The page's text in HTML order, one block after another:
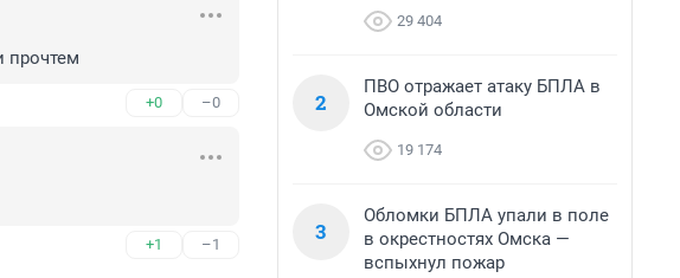
прочтем
+0 –0
+1 –1
29 404
2
ПВО отражает атаку БПЛА в
Омской области
19 174
3
Обломки БПЛА упали в поле
в окрестностях Омска —
вспыхнул пожар